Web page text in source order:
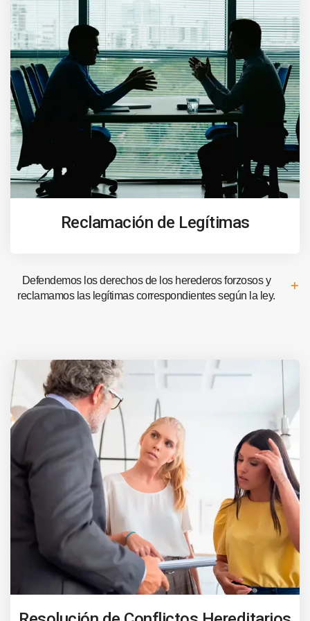
Reclamación de Legítimas
Defendemos los derechos de los herederos forzosos y
reclamamos las legítimas correspondientes según la ley.